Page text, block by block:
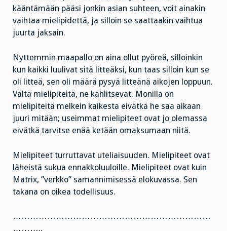
kääntämään pääsi jonkin asian suhteen, voit ainakin
vaihtaa mielipidettä, ja silloin se saattaakin vaihtua
juurta jaksain.
Nyttemmin maapallo on aina ollut pyöreä, silloinkin
kun kaikki luulivat sitä litteäksi, kun taas silloin kun se
oli litteä, sen oli määrä pysyä litteänä aikojen loppuun.
Vältä mielipiteitä, ne kahlitsevat. Monilla on
mielipiteitä melkein kaikesta eivätkä he saa aikaan
juuri mitään; useimmat mielipiteet ovat jo olemassa
eivätkä tarvitse enää ketään omaksumaan niitä.
Mielipiteet turruttavat uteliaisuuden. Mielipiteet ovat
läheistä sukua ennakkoluuloille. Mielipiteet ovat kuin
Matrix, ”verkko” samannimisessä elokuvassa. Sen
takana on oikea todellisuus.
……………………………………………………………
………..